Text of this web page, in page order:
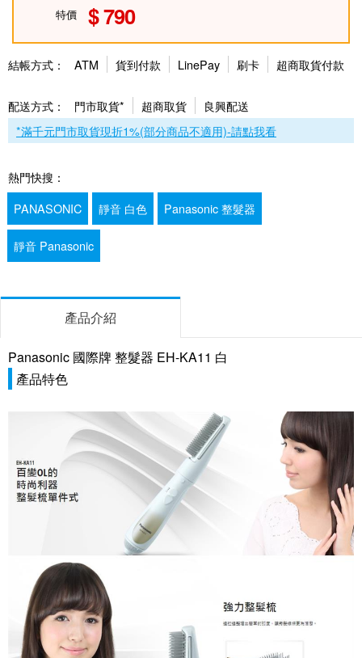
特價 790
結帳方式： ATM 貨到付款 LinePay 刷卡 超商取貨付款
配送方式： 門市取貨* 超商取貨
良興配送
*滿千元門市取貨現折1%(部分商品不適用)-請點我看
熱門快搜：
PANASONIC
靜音 白色 Panasonic 整髮器
靜音 Panasonic
產品介紹
Panasonic 國際牌 整髮器 EH-KA11 白
產品特色